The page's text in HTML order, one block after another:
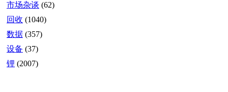
市场杂谈 (62)
回收 (1040)
数据 (357)
设备 (37)
锂 (2007)